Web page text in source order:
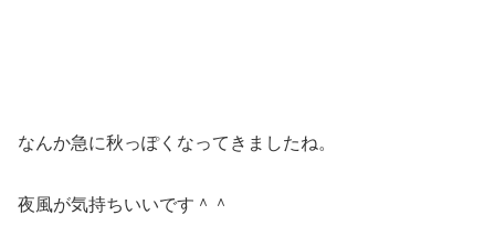
なんか急に秋っぽくなってきましたね。
夜風が気持ちいいです＾＾